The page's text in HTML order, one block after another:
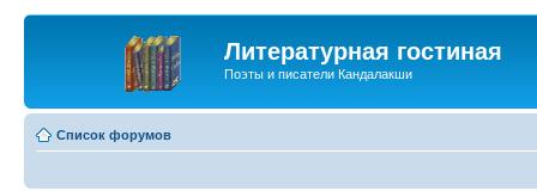
Литературная гостиная
Поэты и писатели Кандалакши
Список форумов